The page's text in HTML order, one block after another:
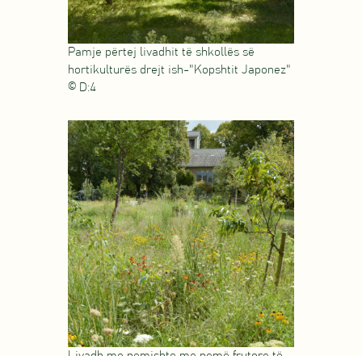
Pamje përtej livadhit të shkollës së
hortikulturës drejt ish-"Kopshtit Japonez"
© D:4